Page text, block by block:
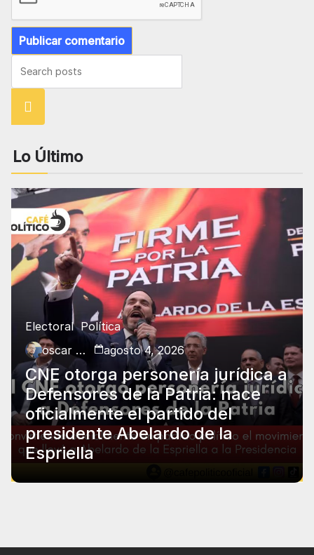
r
Lo Último
Electoral Política
oscar charry
agosto 4, 2026
CNE otorga personería jurídica a
Defensores de la Patria: nace
oficialmente el partido del
presidente Abelardo de la
Espriella